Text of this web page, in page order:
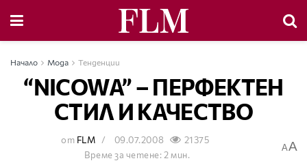
Начало Мода Тенденции
“NICOWA” – ПЕРФЕКТЕН
СТИЛ И КАЧЕСТВО
от FLM 09.07.2008
21375
Време за четене: 2 мин.
AA